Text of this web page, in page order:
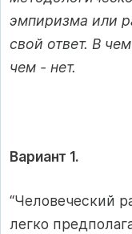
эмпиризма или
свой ответ. В
чем - нет.
Вариант 1.
“Человеческий
легко